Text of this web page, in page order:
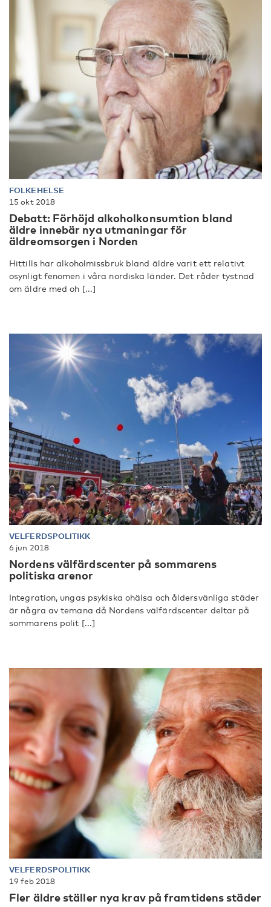
FOLKEHELSE
15 okt 2018
Debatt: Förhöjd alkoholkonsumtion bland
äldre innebär nya utmaningar för
äldreomsorgen i Norden
Hittills har alkoholmissbruk bland äldre varit ett relativt
osynligt fenomen i våra nordiska länder. Det råder tystnad
om äldre med oh [...]
VELFERDSPOLITIKK
6 jun 2018
Nordens välfärdscenter på sommarens
politiska arenor
Integration, ungas psykiska ohälsa och åldersvänliga städer
är några av temana då Nordens välfärdscenter deltar på
sommarens polit [...]
VELFERDSPOLITIKK
19 feb 2018
Fler äldre ställer nya krav på framtidens städer